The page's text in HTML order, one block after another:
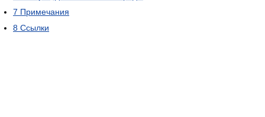
7 Примечания
8 Ссылки